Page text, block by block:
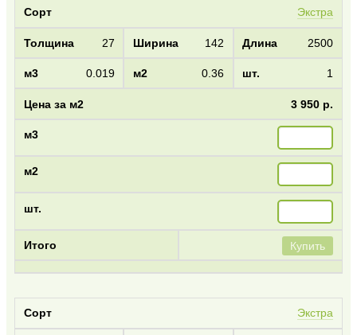
Экстра
27 142 2500
0.019 0.36 1
3 950 р.
Купить
Экстра